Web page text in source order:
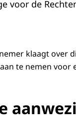
voor de
klaagt over
te nemen voor